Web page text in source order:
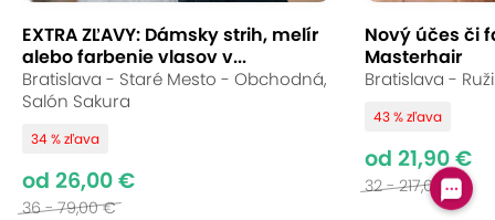
EXTRA ZĽAVY: Dámsky strih, melír
alebo farbenie vlasov v...
Bratislava - Staré Mesto - Obchodná,
Salón Sakura
34 % zľava
od 26,00 €
36 - 79,00 €
Nový účes či
Masterhair
Bratislava -
43 % zľava
od 21,90 €
32 - 217,00 €